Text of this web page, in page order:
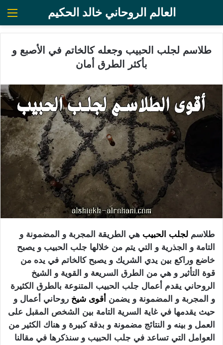
العالم الروحاني خالد الحكيم
طلاسم لجلب الحبيب وجعله كالخاتم في الأصبع و
بأكثر الطرق أمان
طلاسم لجلب الحبيب هي الطريقة المجربة و المضمونة و
التامة و الجذرية و التي يتم من خلالها جلب الحبيب و يصبح
خاضع وراكع بين يدي الشريك و يصبح كالخاتم في يده من
قوة التأثير و هي من الطرق السريعة و القوية و الشيخ
الروحاني يقدم أعمال جلب الحبيب المتنوعة بالطرق الكثيرة
و المجربة و المضمونة و يضمن أقوى شيخ روحاني أعمال و
حيث يقدمها في غاية السرية التامة بين الشخص المقبل على
العمل و بينه و النتائج مضمونة و بدقة كبيرة و هناك الكثير من
العوامل التي تساعد في جلب الحبيب و سنذكرها في مقالنا